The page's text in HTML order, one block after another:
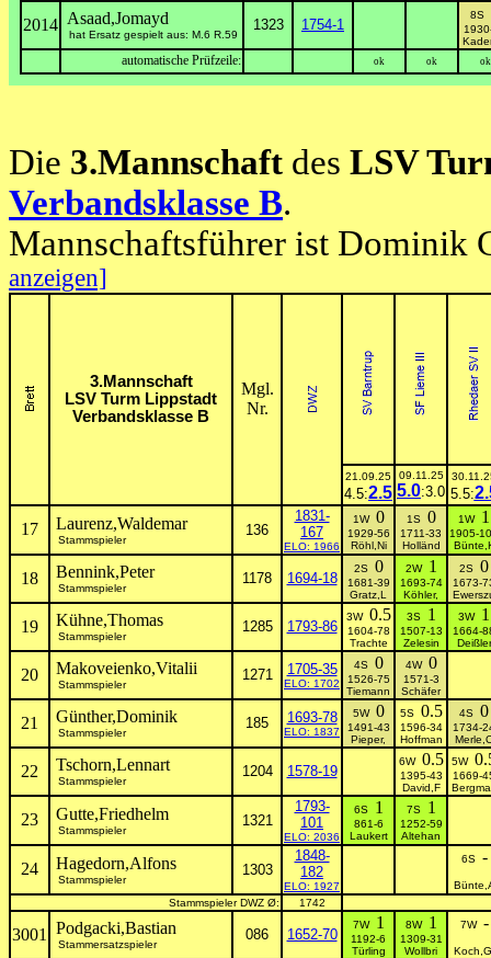
2014 Asaad,Jomayd
hat Ersatz gespielt aus: M.6 R.59
1323 1754-1
8S
automatische Prüfzeile: ok ok ok
Die 3.Mannschaft des LSV
Verbandsklasse B.
Mannschaftsführer ist Dominik
anzeigen]
3.Mannschaft
LSV Turm Lippstadt
Verbandsklasse B
Mgl.
Nr.
21.09.25
4.5:2.5
09.11.25
5.0:3.0 5.5:
17
Laurenz,Waldemar
Stammspieler
136
1831-
167
ELO: 1966
1W 0
1929-56
Röhl,Ni
1S 0
1711-33
Holländ
1W 1
1905-
18 Bennink,Peter
Stammspieler
1178 1694-18
2S 0
1681-39
Gratz,L
2W 1
1693-74
Köhler,
2S 0
1673-
19 Kühne,Thomas
Stammspieler
1285 1793-86
3W 0.5
1604-78
Trachte
3S 1
1507-13
Zelesin
3W 1
1664-
Deißler
20 Makoveienko,Vitalii
Stammspieler
1271 1705-35
ELO: 1702
4S 0
1526-75
Tiemann
4W 0
1571-3
Schäfer
21 Günther,Dominik
Stammspieler
185 1693-78
ELO: 1837
5W 0
1491-43
Pieper,
5S 0.5
1596-34
Hoffman
4S 0
1734-
22 Tschorn,Lennart
Stammspieler
1204 1578-19
6W 0.5
1395-43
David,F
5W
1669-
23 Gutte,Friedhelm
Stammspieler
1321
1793-
101
ELO: 2036
6S 1
861-6
Laukert
7S 1
1252-59
Altehan
24 Hagedorn,Alfons
Stammspieler
1303
1848-
182
ELO: 1927
6S -
Stammspieler DWZ Ø:
1742
3001 Podgacki,Bastian
Stammersatzspieler
086 1652-70
7W 1
1192-6
Türling
8W 1
1309-31
Wollbri
7W -